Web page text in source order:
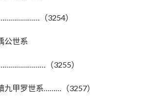
（3254）
公世系
（3255）
九甲罗世系………（3257）